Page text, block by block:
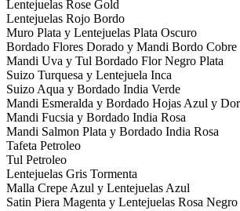
Lentejuelas Rose Gold
Lentejuelas Rojo Bordo
Muro Plata y Lentejuelas Plata Oscuro
Bordado Flores Dorado y Mandi Bordo Cobre
Mandi Uva y Tul Bordado Flor Negro Plata
Suizo Turquesa y Lentejuela Inca
Suizo Aqua y Bordado India Verde
Mandi Esmeralda y Bordado Hojas Azul y
Mandi Fucsia y Bordado India Rosa
Mandi Salmon Plata y Bordado India Rosa
Tafeta Petroleo
Tul Petroleo
Lentejuelas Gris Tormenta
Malla Crepe Azul y Lentejuelas Azul
Satin Piera Magenta y Lentejuelas Rosa Negro